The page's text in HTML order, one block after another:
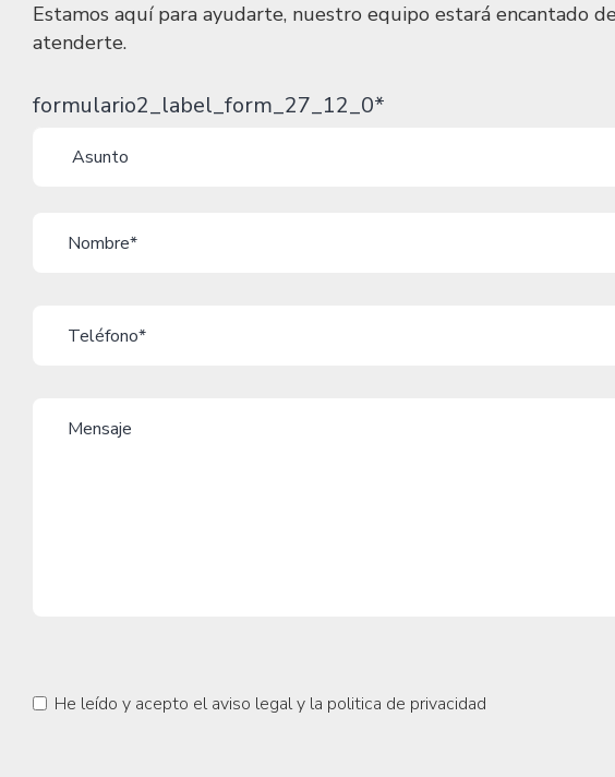
Estamos aquí para ayudarte, nuestro equipo estará encantado de
atenderte.
formulario2_label_form_27_12_0*
He leído y acepto elaviso legaly la politica de privacidad